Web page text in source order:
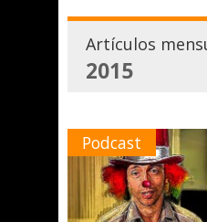
Artículos
2015
Podcast